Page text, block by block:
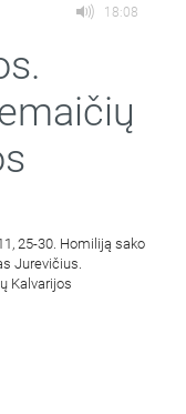
18:08
25-30. Homiliją sako
Jurevičius.
Kalvarijos